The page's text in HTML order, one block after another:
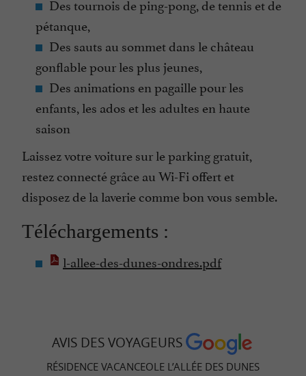
Des tournois de ping-pong, de tennis et de
pétanque,
Des sauts au sommet dans le château
gonflable pour les plus jeunes,
Des animations en pagaille pour les
enfants, les ados et les adultes en haute
saison
Laissez votre voiture sur le parking gratuit,
restez connecté grâce au Wi-Fi offert et
disposez de la laverie comme bon vous semble.
Téléchargements :
l-allee-des-dunes-ondres.pdf
AVIS DES VOYAGEURS
RÉSIDENCE VACANCEOLE L’ALLÉE DES DUNES